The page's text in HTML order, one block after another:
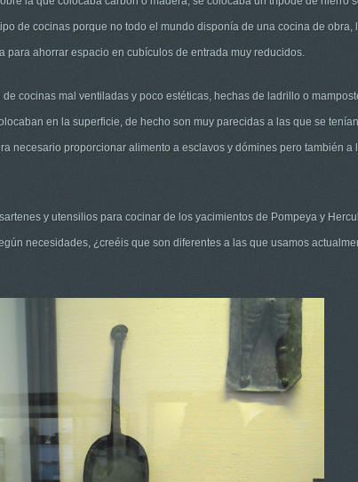
de cocinas porque no todo el mundo disponía de una cocina de
ahorrar espacio en cubículos de entrada muy reducidos.
cocinas mal ventiladas y poco estéticas, hechas de ladrillo o
en la superficie, de hecho son muy parecidas a las que se
necesario proporcionar alimento a esclavos y dómines pero también
y utensilios para cocinar de los yacimientos de Pompeya y
necesidades, ¿creéis que son diferentes a las que usamos